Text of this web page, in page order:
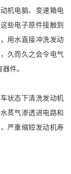
机电脑、变速箱电
些电子原件接触到
用水直接冲洗发动
久而久之会令电气
件。
状态下清洗发动机
蒸气渗透进电路和
严重缩短发动机寿